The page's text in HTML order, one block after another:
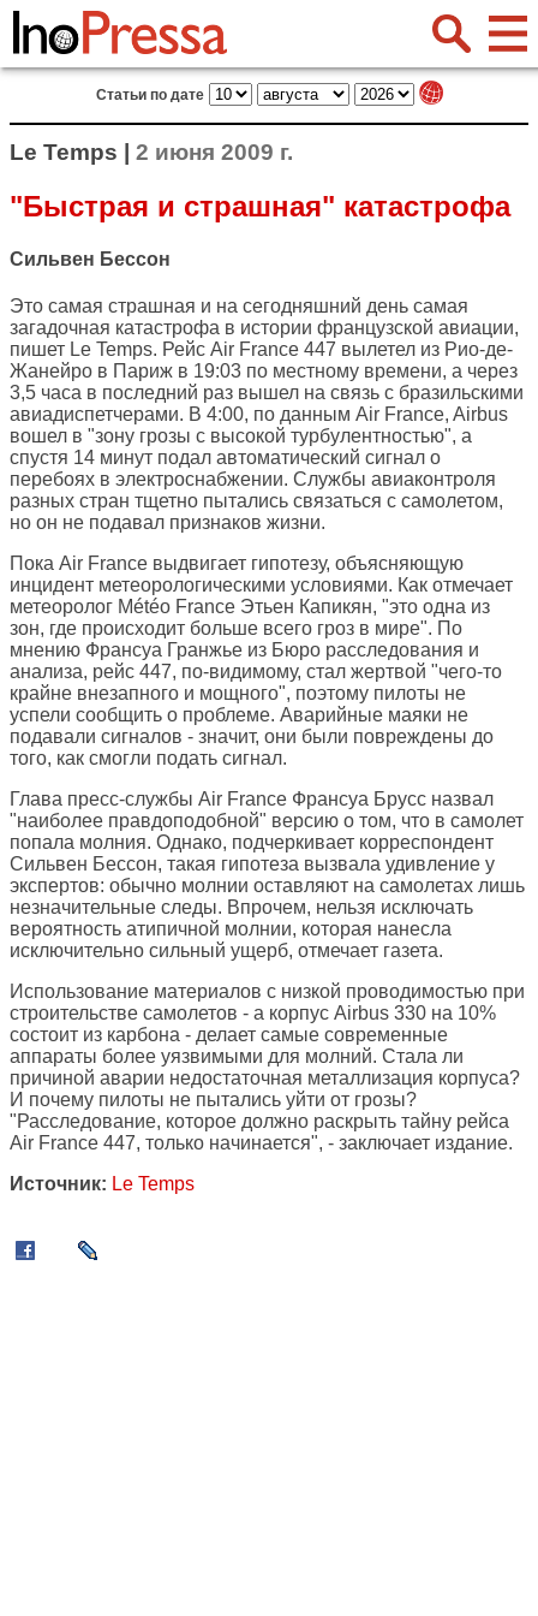
Статьи по дате
Le Temps | 2 июня 2009 г.
"Быстрая и страшная" катастрофа
Сильвен Бессон
Это самая страшная и на сегодняшний день самая
загадочная катастрофа в истории французской авиации,
пишет Le Temps. Рейс Air France 447 вылетел из Рио-де-
Жанейро в Париж в 19:03 по местному времени, а через
3,5 часа в последний раз вышел на связь с бразильскими
авиадиспетчерами. В 4:00, по данным Air France, Airbus
вошел в "зону грозы с высокой турбулентностью", а
спустя 14 минут подал автоматический сигнал о
перебоях в электроснабжении. Службы авиаконтроля
разных стран тщетно пытались связаться с самолетом,
но он не подавал признаков жизни.
Пока Air France выдвигает гипотезу, объясняющую
инцидент метеорологическими условиями. Как отмечает
метеоролог Météo France Этьен Капикян, "это одна из
зон, где происходит больше всего гроз в мире". По
мнению Франсуа Гранжье из Бюро расследования и
анализа, рейс 447, по-видимому, стал жертвой "чего-то
крайне внезапного и мощного", поэтому пилоты не
успели сообщить о проблеме. Аварийные маяки не
подавали сигналов - значит, они были повреждены до
того, как смогли подать сигнал.
Глава пресс-службы Air France Франсуа Брусс назвал
"наиболее правдоподобной" версию о том, что в самолет
попала молния. Однако, подчеркивает корреспондент
Сильвен Бессон, такая гипотеза вызвала удивление у
экспертов: обычно молнии оставляют на самолетах лишь
незначительные следы. Впрочем, нельзя исключать
вероятность атипичной молнии, которая нанесла
исключительно сильный ущерб, отмечает газета.
Использование материалов с низкой проводимостью при
строительстве самолетов - а корпус Airbus 330 на 10%
состоит из карбона - делает самые современные
аппараты более уязвимыми для молний. Стала ли
причиной аварии недостаточная металлизация корпуса?
И почему пилоты не пытались уйти от грозы?
"Расследование, которое должно раскрыть тайну рейса
Air France 447, только начинается", - заключает издание.
Источник: Le Temps